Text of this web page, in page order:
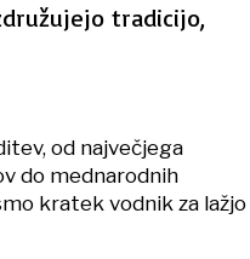
tradicijo,
od največjega
do mednarodnih
kratek vodnik za lažjo